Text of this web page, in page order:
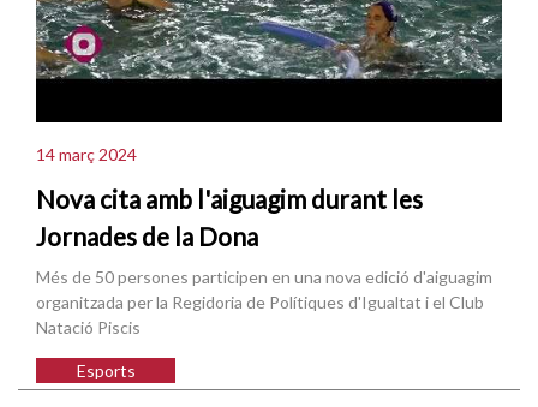
14 març 2024
Nova cita amb l'aiguagim durant les
Jornades de la Dona
Més de 50 persones participen en una nova edició d'aiguagim
organitzada per la Regidoria de Polítiques d'Igualtat i el Club
Natació Piscis
Esports